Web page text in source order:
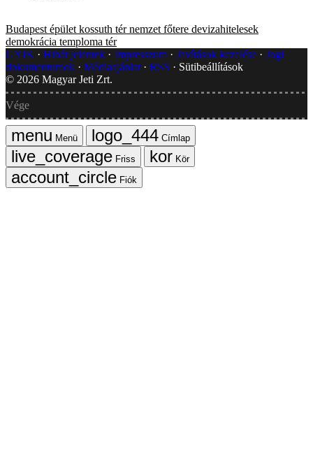
Budapest épület kossuth tér nemzet főtere devizahitelesek
demokrácia temploma tér
GYIK
Hibát jelentek Impresszum Javítások kezelése
Jogi
dokumentumok
Médiaajánlat RSS
Sütibeállítások
© 2026 Magyar Jeti Zrt.
Vége
Menü
Címlap
Friss
Kör
Fiók